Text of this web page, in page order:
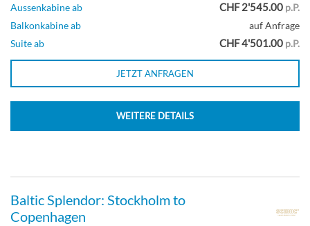
Aussenkabine ab
CHF 2'545.00 p.P.
Balkonkabine ab
auf Anfrage
Suite ab
CHF 4'501.00 p.P.
JETZT ANFRAGEN
WEITERE DETAILS
Baltic Splendor: Stockholm to
Copenhagen